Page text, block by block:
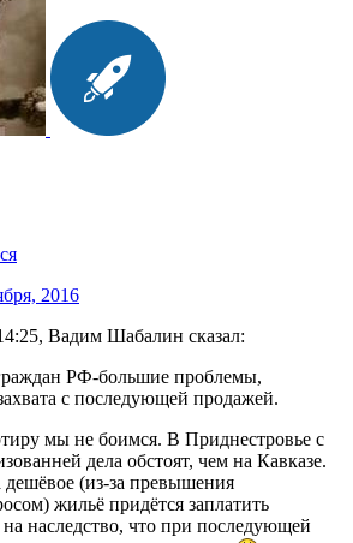
2016
Вадим Шабалин сказал:
РФ-большие проблемы,
с последующей продажей.
мы не боимся. В Приднестровье с
дела обстоят, чем на Кавказе.
дешёвое (из-за превышения
жильё придётся заплатить
наследство, что при последующей